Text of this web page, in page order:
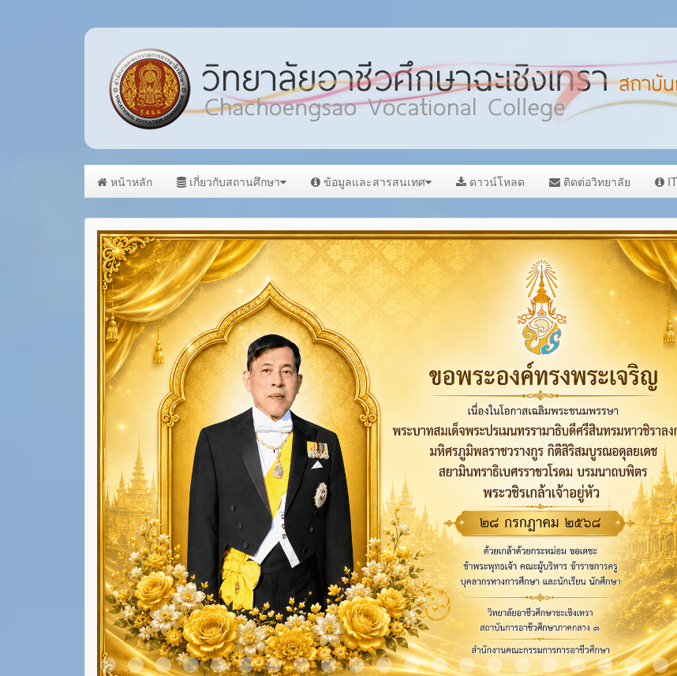
หน้าหลัก เกี่ยวกับสถานศึกษา ข้อมูลและสารสนเทศ ดาวน์โหลด ติดต่อวิทยาลัย
Item 1Item 2Item 3Item 4Item 5Item 6Item 7Item 8Item 9Item 10Item 11Item 12Item 13Item 14Item 15Item 16Item 17Item 18Item 19Item